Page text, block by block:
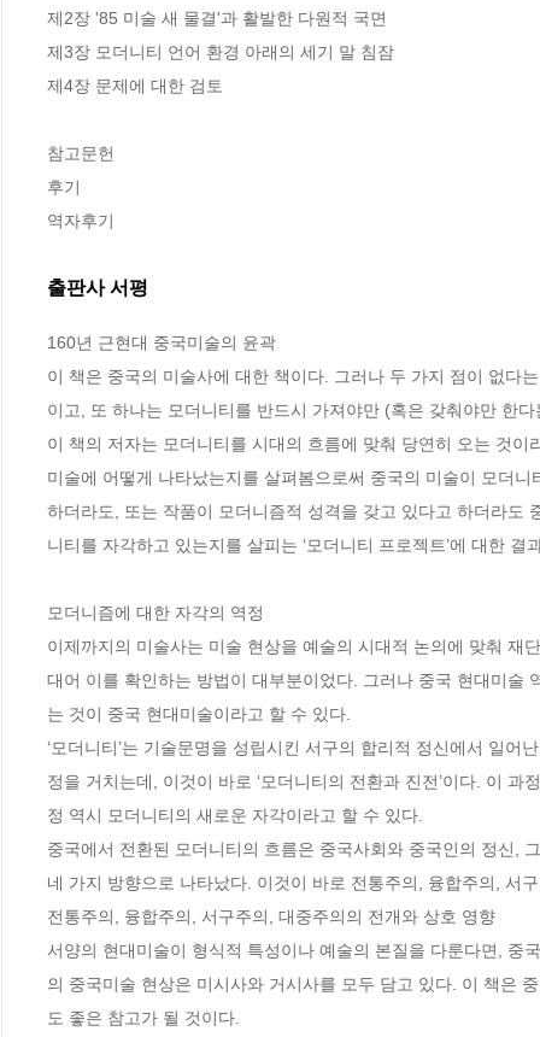
제2장 '85 미술 새 물결'과 활발한 다원적 국면
제3장 모더니티 언어 환경 아래의 세기 말 침잠
제4장 문제에 대한 검토
참고문헌
후기
역자후기
출판사 서평
160년 근현대 중국미술의 윤곽
이 책은 중국의 미술사에 대한 책이다. 그러나 두 가지 점이 없다
이고, 또 하나는 모더니티를 반드시 가져야만 (혹은 갖춰야만 한
이 책의 저자는 모더니티를 시대의 흐름에 맞춰 당연히 오는 것
미술에 어떻게 나타났는지를 살펴봄으로써 중국의 미술이 모더
하더라도, 또는 작품이 모더니즘적 성격을 갖고 있다고 하더라도
니티를 자각하고 있는지를 살피는 ‘모더니티 프로젝트’에 대한 결
모더니즘에 대한 자각의 역정
이제까지의 미술사는 미술 현상을 예술의 시대적 논의에 맞춰 재
대어 이를 확인하는 방법이 대부분이었다. 그러나 중국 현대미술
는 것이 중국 현대미술이라고 할 수 있다.
‘모더니티’는 기술문명을 성립시킨 서구의 합리적 정신에서 일
정을 거치는데, 이것이 바로 ‘모더니티의 전환과 진전’이다. 이
정 역시 모더니티의 새로운 자각이라고 할 수 있다.
중국에서 전환된 모더니티의 흐름은 중국사회와 중국인의 정신,
네 가지 방향으로 나타났다. 이것이 바로 전통주의, 융합주의, 서
전통주의, 융합주의, 서구주의, 대중주의의 전개와 상호 영향
서양의 현대미술이 형식적 특성이나 예술의 본질을 다룬다면, 중
의 중국미술 현상은 미시사와 거시사를 모두 담고 있다. 이 책은
도 좋은 참고가 될 것이다.